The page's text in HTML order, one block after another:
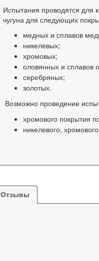
Испытания проводятся для
чугуна для следующих
медных и сплавов
никелевых;
хромовых;
оловянных и сплавов
серебряных;
золотых.
Возможно проведение
хромового покрытия
никелевого,
Отзывы